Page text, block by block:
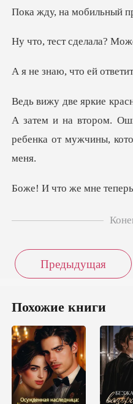
ильный
елала?
аю, что е
А затем и на втором.
ре
же мне теп
Предыдущая
Похожие книги